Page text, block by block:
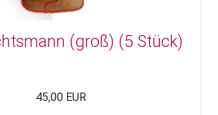
(groß) (5 Stück)
45,00 EUR